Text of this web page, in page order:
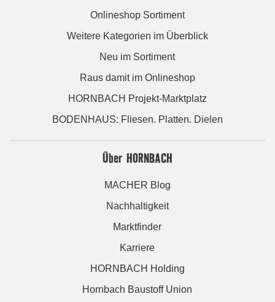
Onlineshop Sortiment
Weitere Kategorien im Überblick
Neu im Sortiment
Raus damit im Onlineshop
HORNBACH Projekt-Marktplatz
BODENHAUS: Fliesen. Platten. Dielen
Über HORNBACH
MACHER Blog
Nachhaltigkeit
Marktfinder
Karriere
HORNBACH Holding
Hornbach Baustoff Union